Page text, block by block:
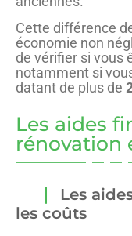
Cette différence
économie non
de vérifier si vous
notamment si
datant de plus de
Les aides
rénovation
Les
les coûts